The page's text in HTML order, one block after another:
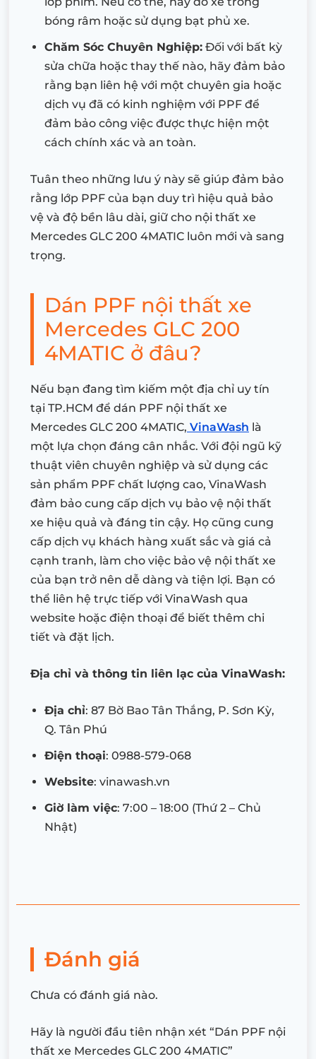
bóng râm hoặc sử dụng bạt phủ xe.
Chăm Sóc Chuyên Nghiệp: Đối với bất kỳ
sửa chữa hoặc thay thế nào, hãy đảm bảo
rằng bạn liên hệ với một chuyên gia hoặc
dịch vụ đã có kinh nghiệm với PPF để
đảm bảo công việc được thực hiện một
cách chính xác và an toàn.
Tuân theo những lưu ý này sẽ giúp đảm bảo
rằng lớp PPF của bạn duy trì hiệu quả bảo
vệ và độ bền lâu dài, giữ cho nội thất xe
Mercedes GLC 200 4MATIC luôn mới và sang
trọng.
Dán PPF nội thất xe
Mercedes GLC 200
4MATIC ở đâu?
Nếu bạn đang tìm kiếm một địa chỉ uy tín
tại TP.HCM để dán PPF nội thất xe
Mercedes GLC 200 4MATIC, VinaWash là
một lựa chọn đáng cân nhắc. Với đội ngũ kỹ
thuật viên chuyên nghiệp và sử dụng các
sản phẩm PPF chất lượng cao, VinaWash
đảm bảo cung cấp dịch vụ bảo vệ nội thất
xe hiệu quả và đáng tin cậy. Họ cũng cung
cấp dịch vụ khách hàng xuất sắc và giá cả
cạnh tranh, làm cho việc bảo vệ nội thất xe
của bạn trở nên dễ dàng và tiện lợi. Bạn có
thể liên hệ trực tiếp với VinaWash qua
website hoặc điện thoại để biết thêm chi
tiết và đặt lịch.
Địa chỉ và thông tin liên lạc của VinaWash:
Địa chỉ: 87 Bờ Bao Tân Thắng, P. Sơn Kỳ,
Q. Tân Phú
Điện thoại: 0988-579-068
Website: vinawash.vn
Giờ làm việc: 7:00 – 18:00 (Thứ 2 – Chủ
Nhật)
Đánh giá
Chưa có đánh giá nào.
Hãy là người đầu tiên nhận xét “Dán PPF nội
thất xe Mercedes GLC 200 4MATIC”